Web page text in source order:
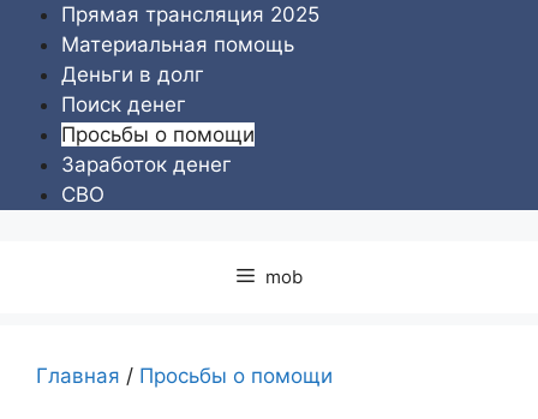
Перейти
содержимому
Прямая трансляция 2025
Материальная помощь
Деньги в долг
Поиск денег
Просьбы о помощи
Заработок денег
СВО
mob
Главная / Просьбы о помощи